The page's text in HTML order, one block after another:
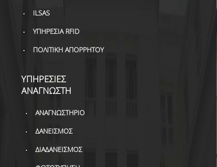
ILSAS
ΥΠΗΡΕΣΙΑ RFID
ΠΟΛΙΤΙΚΗ ΑΠΟΡΡΗΤΟΥ
ΥΠΗΡΕΣΙΕΣ
ΑΝΑΓΝΩΣΤΗ
ΑΝΑΓΝΩΣΤΗΡΙΟ
ΔΑΝΕΙΣΜΟΣ
ΔΙΑΔΑΝΕΙΣΜΟΣ